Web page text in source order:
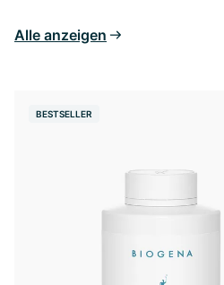
Alle anzeigen
BESTSELLER